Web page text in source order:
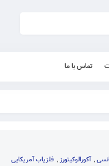
تماس با ما
, آکورالوکیتورز, فلزیاب آمریکایی